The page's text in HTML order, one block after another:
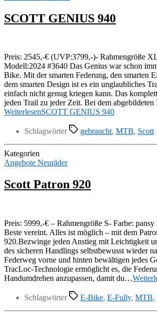
SCOTT GENIUS 940
Preis: 2545,-€ (UVP:3799,-)- Rahmengröße
Modell:2024 #3640 Das Genius war schon
Bike. Mit der smarten Federung, den smarten
dem smarten Design ist es ein unglaubliches
einfach nicht genug kriegen kann. Das
jeden Trail zu jeder Zeit. Bei dem
WeiterlesenSCOTT GENIUS 940
Schlagwörter gebraucht, MTB, Scott
Kategorien
Angebote Neuräder
Scott Patron 920
Preis: 5999,-€ – Rahmengröße S- Farbe:
Beste vereint. Alles ist möglich – mit dem
920.Bezwinge jeden Anstieg mit Leichtigkeit
des sicheren Handlings selbstbewusst wieder
Federweg vorne und hinten bewältigen jedes
TracLoc-Technologie ermöglicht es, die
Handumdrehen anzupassen, damit du…
Schlagwörter E-Bike, E-Fully, MTB,